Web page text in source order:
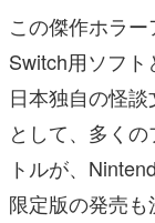
この傑作ホラ
Switch用ソフト
日本独自の怪
として、多く
トルが、
限定版の発売